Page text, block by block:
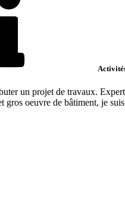
un projet de travaux.
gros oeuvre de bâtiment, je